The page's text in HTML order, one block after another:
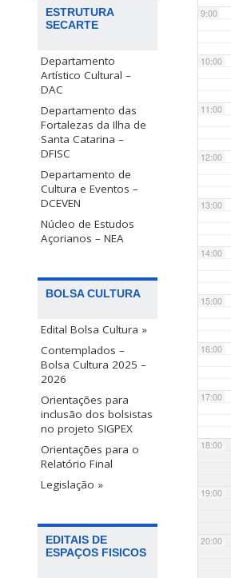
ESTRUTURA
SECARTE
Departamento
Artístico Cultural –
DAC
Departamento das
Fortalezas da Ilha de
Santa Catarina –
DFISC
Departamento de
Cultura e Eventos –
DCEVEN
Núcleo de Estudos
Açorianos – NEA
BOLSA CULTURA
Edital Bolsa Cultura »
Contemplados –
Bolsa Cultura 2025 –
2026
Orientações para
inclusão dos bolsistas
no projeto SIGPEX
Orientações para o
Relatório Final
Legislação »
EDITAIS DE
ESPAÇOS FISICOS
9:00
10:00
11:00
12:00
13:00
14:00
15:00
16:00
17:00
18:00
19:00
20:00